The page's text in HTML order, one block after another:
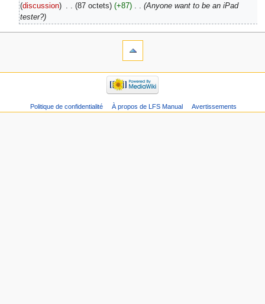
discussion
87 octets +87 ‎
Anyone want to be an iPad
tester?
Politique de confidentialité À propos de LFS Manual Avertissements